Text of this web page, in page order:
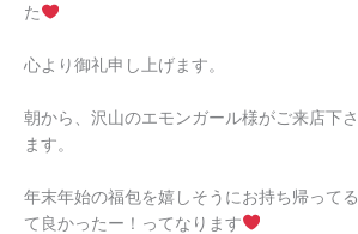
た
心より御礼申し上げます。
朝から、沢山のエモンガール様がご来店下
ます。
年末年始の福包を嬉しそうにお持ち帰って
て良かったー！ってなります